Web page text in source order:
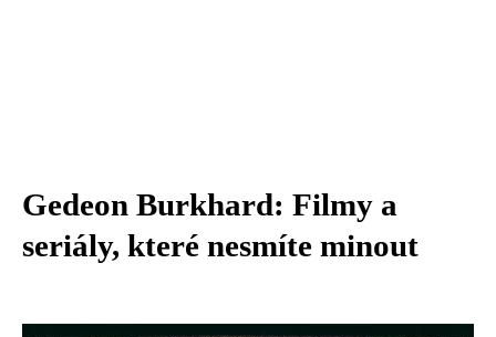
Gedeon Burkhard: Filmy a
seriály, které nesmíte minout